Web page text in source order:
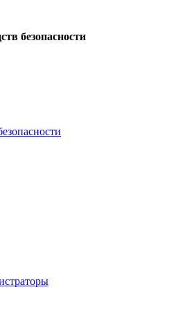
безопасности